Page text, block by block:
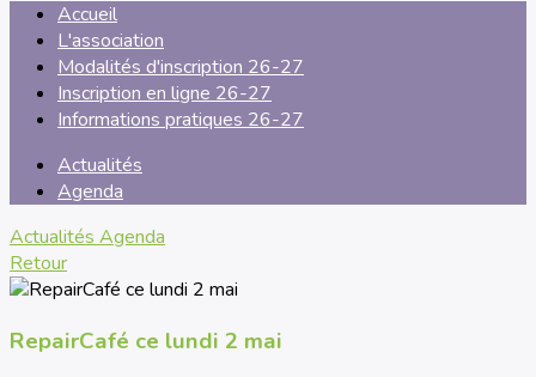
Accueil
L'association
Modalités d'inscription 26-27
Inscription en ligne 26-27
Informations pratiques 26-27
Actualités
Agenda
Actualités Agenda
Retour
RepairCafé ce lundi 2 mai